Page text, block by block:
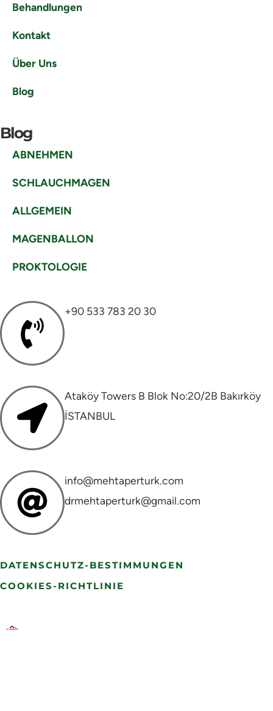
Behandlungen
Kontakt
Über Uns
Blog
Blog
ABNEHMEN
SCHLAUCHMAGEN
ALLGEMEIN
MAGENBALLON
PROKTOLOGIE
+90 533 783 20 30
Ataköy Towers B Blok No:20/2B Bakırköy
İSTANBUL
info@mehtaperturk.com
drmehtaperturk@gmail.com
DATENSCHUTZ-BESTIMMUNGEN
COOKIES-RICHTLINIE